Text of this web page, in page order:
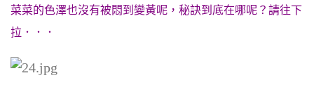
菜菜的色澤也沒有被悶到變黃呢， 秘訣到底在哪呢？請往下
拉．．．